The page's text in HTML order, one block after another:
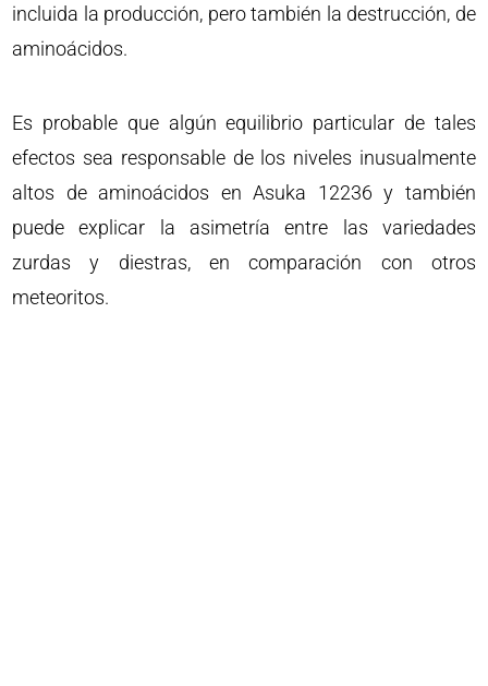
incluida la producción, pero también la destrucción, de
aminoácidos.
Es probable que algún equilibrio particular de tales
efectos sea responsable de los niveles inusualmente
altos de aminoácidos en Asuka 12236 y también
puede explicar la asimetría entre las variedades
zurdas y diestras, en comparación con otros
meteoritos.